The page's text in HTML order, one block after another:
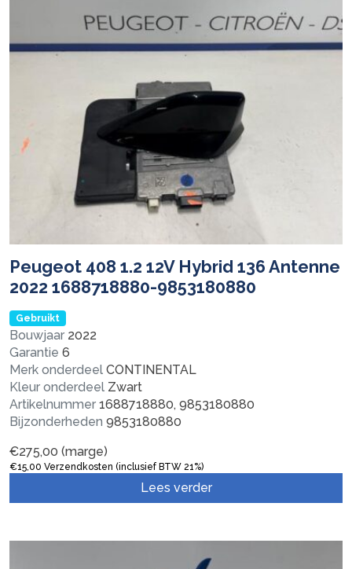
Peugeot 408 1.2 12V Hybrid 136 Antenne
2022 1688718880-9853180880
Gebruikt
Bouwjaar 2022
Garantie 6
Merk onderdeel CONTINENTAL
Kleur onderdeel Zwart
Artikelnummer 1688718880, 9853180880
Bijzonderheden 9853180880
€275,00 (marge)
€15,00 Verzendkosten (inclusief BTW 21%)
Lees verder